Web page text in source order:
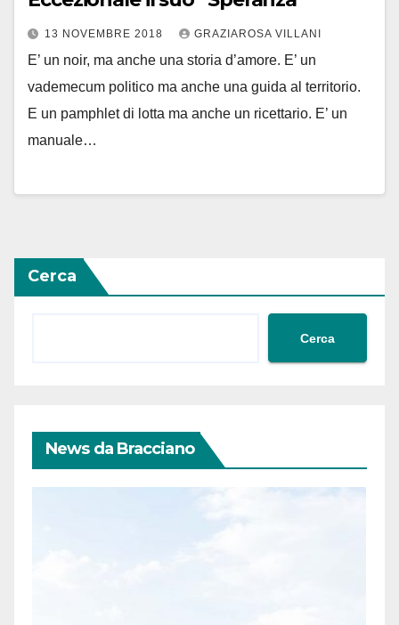
13 NOVEMBRE 2018 GRAZIAROSA VILLANI
E’ un noir, ma anche una storia d’amore. E’ un
vademecum politico ma anche una guida al territorio.
E un pamphlet di lotta ma anche un ricettario. E’ un
manuale…
Cerca
Cerca
News da Bracciano